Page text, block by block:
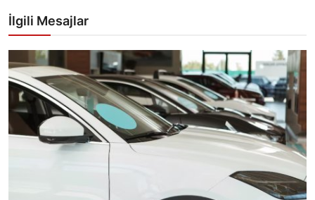
İlgili Mesajlar